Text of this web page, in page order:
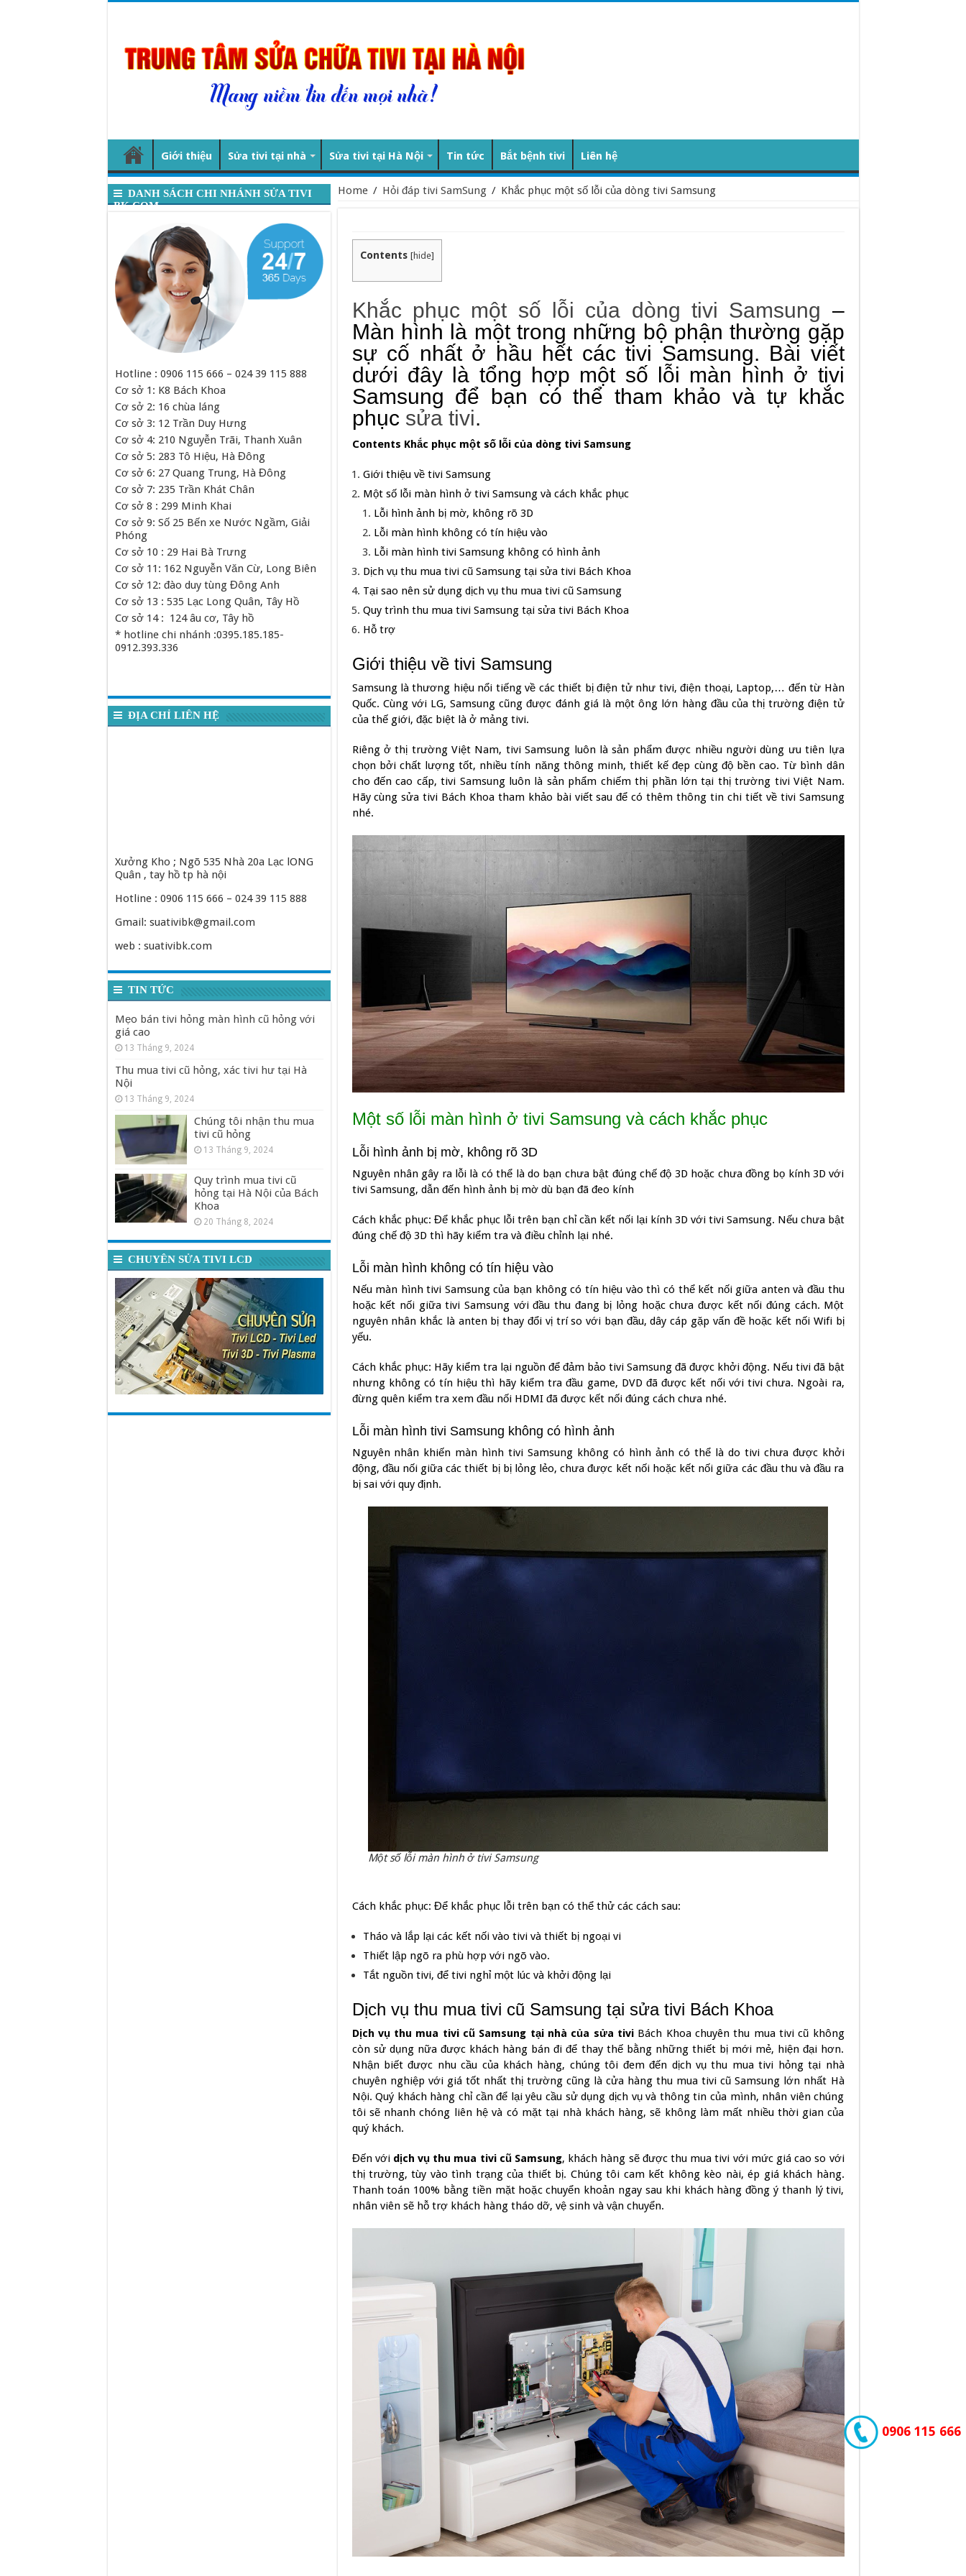
Giới thiệu Sửa tivi tại nhà Sửa tivi tại Hà Nội Tin tức Bắt bệnh tivi Liên hệ
Home / Hỏi đáp tivi SamSung / Khắc phục một số lỗi của dòng tivi Samsung
Contents [hide]
Khắc phục một số lỗi của dòng tivi Samsung –
Màn hình là một trong những bộ phận thường gặp
sự cố nhất ở hầu hết các tivi Samsung. Bài viết
dưới đây là tổng hợp một số lỗi màn hình ở tivi
Samsung để bạn có thể tham khảo và tự khắc
phục sửa tivi.
Contents Khắc phục một số lỗi của dòng tivi Samsung
Giới thiệu về tivi Samsung
Một số lỗi màn hình ở tivi Samsung và cách khắc phục
Lỗi hình ảnh bị mờ, không rõ 3D
Lỗi màn hình không có tín hiệu vào
Lỗi màn hình tivi Samsung không có hình ảnh
Dịch vụ thu mua tivi cũ Samsung tại sửa tivi Bách Khoa
Tại sao nên sử dụng dịch vụ thu mua tivi cũ Samsung
Quy trình thu mua tivi Samsung tại sửa tivi Bách Khoa
Hỗ trợ
Giới thiệu về tivi Samsung
Samsung là thương hiệu nổi tiếng về các thiết bị điện tử như tivi, điện thoại, Laptop,… đến từ Hàn
Quốc. Cùng với LG, Samsung cũng được đánh giá là một ông lớn hàng đầu của thị trường điện tử
của thế giới, đặc biệt là ở mảng tivi.
Riêng ở thị trường Việt Nam, tivi Samsung luôn là sản phẩm được nhiều người dùng ưu tiên lựa
chọn bởi chất lượng tốt, nhiều tính năng thông minh, thiết kế đẹp cùng độ bền cao. Từ bình dân
cho đến cao cấp, tivi Samsung luôn là sản phẩm chiếm thị phần lớn tại thị trường tivi Việt Nam.
Hãy cùng sửa tivi Bách Khoa tham khảo bài viết sau để có thêm thông tin chi tiết về tivi Samsung
nhé.
Một số lỗi màn hình ở tivi Samsung và cách khắc phục
Lỗi hình ảnh bị mờ, không rõ 3D
Nguyên nhân gây ra lỗi là có thể là do bạn chưa bật đúng chế độ 3D hoặc chưa đồng bọ kính 3D với
tivi Samsung, dẫn đến hình ảnh bị mờ dù bạn đã đeo kính
Cách khắc phục: Để khắc phục lỗi trên bạn chỉ cần kết nối lại kính 3D với tivi Samsung. Nếu chưa bật
đúng chế độ 3D thì hãy kiểm tra và điều chỉnh lại nhé.
Lỗi màn hình không có tín hiệu vào
Nếu màn hình tivi Samsung của bạn không có tín hiệu vào thì có thể kết nối giữa anten và đầu thu
hoặc kết nối giữa tivi Samsung với đầu thu đang bị lỏng hoặc chưa được kết nối đúng cách. Một
nguyên nhân khắc là anten bị thay đổi vị trí so với bạn đầu, dây cáp gặp vấn đề hoặc kết nối Wifi bị
yếu.
Cách khắc phục: Hãy kiểm tra lại nguồn để đảm bảo tivi Samsung đã được khởi động. Nếu tivi đã bật
nhưng không có tín hiệu thì hãy kiểm tra đầu game, DVD đã được kết nối với tivi chưa. Ngoài ra,
đừng quên kiểm tra xem đầu nối HDMI đã được kết nối đúng cách chưa nhé.
Lỗi màn hình tivi Samsung không có hình ảnh
Nguyên nhân khiến màn hình tivi Samsung không có hình ảnh có thể là do tivi chưa được khởi
động, đầu nối giữa các thiết bị bị lỏng lẻo, chưa được kết nối hoặc kết nối giữa các đầu thu và đầu ra
bị sai với quy định.
Một số lỗi màn hình ở tivi Samsung
Cách khắc phục: Để khắc phục lỗi trên bạn có thể thử các cách sau:
Tháo và lắp lại các kết nối vào tivi và thiết bị ngoại vi
Thiết lập ngõ ra phù hợp với ngõ vào.
Tắt nguồn tivi, để tivi nghỉ một lúc và khởi động lại
Dịch vụ thu mua tivi cũ Samsung tại sửa tivi Bách Khoa
Dịch vụ thu mua tivi cũ Samsung tại nhà của sửa tiviBách Khoa chuyên thu mua tivi cũ không
còn sử dụng nữa được khách hàng bán đi để thay thế bằng những thiết bị mới mẻ, hiện đại hơn.
Nhận biết được nhu cầu của khách hàng, chúng tôi đem đến dịch vụ thu mua tivi hỏng tại nhà
chuyên nghiệp với giá tốt nhất thị trường cũng là cửa hàng thu mua tivi cũ Samsung lớn nhất Hà
Nội. Quý khách hàng chỉ cần để lại yêu cầu sử dụng dịch vụ và thông tin của mình, nhân viên chúng
tôi sẽ nhanh chóng liên hệ và có mặt tại nhà khách hàng, sẽ không làm mất nhiều thời gian của
quý khách.
Đến với dịch vụ thu mua tivi cũ Samsung, khách hàng sẽ được thu mua tivi với mức giá cao so với
thị trường, tùy vào tình trạng của thiết bị. Chúng tôi cam kết không kèo nài, ép giá khách hàng.
Thanh toán 100% bằng tiền mặt hoặc chuyển khoản ngay sau khi khách hàng đồng ý thanh lý tivi,
nhân viên sẽ hỗ trợ khách hàng tháo dỡ, vệ sinh và vận chuyển.
DANH SÁCH CHI NHÁNH SỬA TIVI
BK.COM
Hotline : 0906 115 666 – 024 39 115 888
Cơ sở 1: K8 Bách Khoa
Cơ sở 2: 16 chùa láng
Cơ sở 3: 12 Trần Duy Hưng
Cơ sở 4: 210 Nguyễn Trãi, Thanh Xuân
Cơ sở 5: 283 Tô Hiệu, Hà Đông
Cơ sở 6: 27 Quang Trung, Hà Đông
Cơ sở 7: 235 Trần Khát Chân
Cơ sở 8 : 299 Minh Khai
Cơ sở 9: Số 25 Bến xe Nước Ngầm, Giải
Phóng
Cơ sở 10 : 29 Hai Bà Trưng
Cơ sở 11: 162 Nguyễn Văn Cừ, Long Biên
Cơ sở 12: đào duy tùng Đông Anh
Cơ sở 13 : 535 Lạc Long Quân, Tây Hồ
Cơ sở 14 : 124 âu cơ, Tây hồ
* hotline chi nhánh :0395.185.185-
0912.393.336
ĐỊA CHỈ LIÊN HỆ
Xưởng Kho ; Ngõ 535 Nhà 20a Lạc lONG
Quân , tay hồ tp hà nội
Hotline : 0906 115 666 – 024 39 115 888
Gmail: suativibk@gmail.com
web : suativibk.com
TIN TỨC
Mẹo bán tivi hỏng màn hình cũ hỏng với
giá cao
13 Tháng 9, 2024
Thu mua tivi cũ hỏng, xác tivi hư tại Hà
Nội
13 Tháng 9, 2024
Chúng tôi nhận thu mua
tivi cũ hỏng
13 Tháng 9, 2024
Quy trình mua tivi cũ
hỏng tại Hà Nội của Bách
Khoa
20 Tháng 8, 2024
CHUYÊN SỬA TIVI LCD
0906 115 666